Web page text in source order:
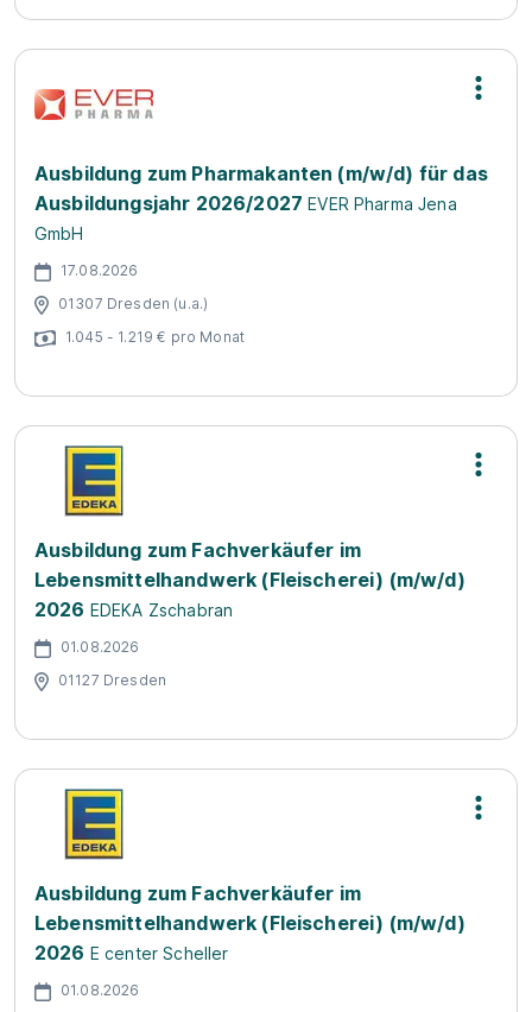
Ausbildung zum Pharmakanten (m/w/d) für das
Ausbildungsjahr 2026/2027 EVER Pharma Jena
GmbH
17.08.2026
01307 Dresden (u.a.)
1.045 - 1.219 € pro Monat
Ausbildung zum Fachverkäufer im
Lebensmittelhandwerk (Fleischerei) (m/w/d)
2026 EDEKA Zschabran
01.08.2026
01127 Dresden
Ausbildung zum Fachverkäufer im
Lebensmittelhandwerk (Fleischerei) (m/w/d)
2026 E center Scheller
01.08.2026